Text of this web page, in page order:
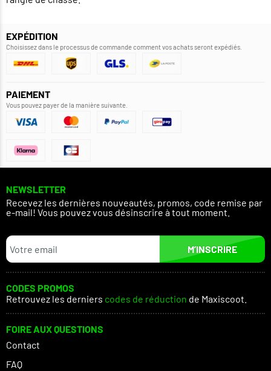
EXPÉDITION
Choisissez dans le processus de commande comment vos achats seront expédiés.
PAIEMENT
Vous pouvez payer de la manière suivante.
NEWSLETTER
Recevez les dernières nouveautés, promos, code remise par
e-mail! Vous pouvez vous désinscrire à tout moment.
M’INSCRIRE
CODES PROMOS
Retrouvez les derniers codes de réduction de Maxiscoot.
FOIRE AUX QUESTIONS
Contact
FAQ